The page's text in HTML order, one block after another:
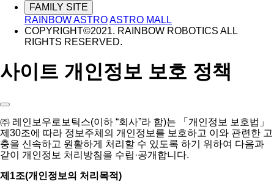
FAMILY SITE
RAINBOW ASTROASTRO MALL
COPYRIGHT©2021. RAINBOW ROBOTICS ALL
RIGHTS RESERVED.
사이트 개인정보 보호 정책
㈜ 레인보우로보틱스(이하 “회사”라 함)는 「개인정보 보호법」
제30조에 따라 정보주체의 개인정보를 보호하고 이와 관련한 고
충을 신속하고 원활하게 처리할 수 있도록 하기 위하여 다음과
같이 개인정보 처리방침을 수립·공개합니다.
제1조(개인정보의 처리목적)